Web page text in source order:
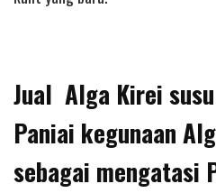
Jual Alga Kirei
Paniai kegunaan
sebagai mengatasi